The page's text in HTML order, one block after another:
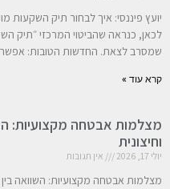
יועץ פיננסי: איך לבחור תיק
לכאן, כנראה שהביטוי המרכזי ״תיק
שמסרב לצאת. החדשות הטובות:
קרא עוד »
מצלמות אבטחה מקצועיות:
וחיצונית
יולי 17, 2026 אין תגובות
מצלמות אבטחה מקצועיות: השוואה